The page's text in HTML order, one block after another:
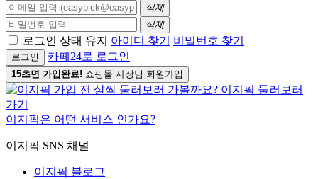
삭제
삭제
로그인 상태 유지 아이디 찾기 비밀번호 찾기
로그인 카페24로 로그인
15초면 가입완료! 쇼핑몰 사장님 회원가입
이지픽은 어떤 서비스 인가요?
이지픽 SNS 채널
이지픽 블로그